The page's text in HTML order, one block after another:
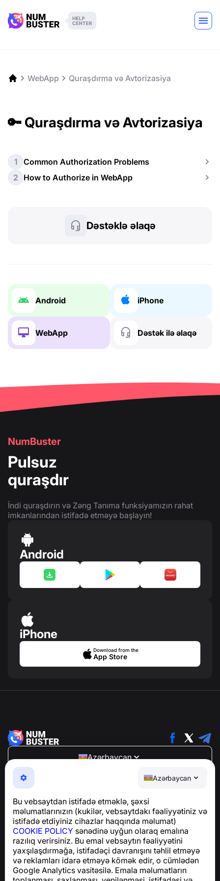
Azərbaycan
Bu vebsaytdan istifadə etməklə, şəxsi
məlumatlarınızın (kukilər, vebsaytdakı fəaliyyətiniz və
istifadə etdiyiniz cihazlar haqqında məlumat)
COOKIE POLICY sənədinə uyğun olaraq emalına
razılıq verirsiniz. Bu emal vebsaytın fəaliyyətini
yaxşılaşdırmağa, istifadəçi davranışını təhlil etməyə
və reklamları idarə etməyə kömək edir, o cümlədən
Google Analytics vasitəsilə. Emala məlumatların
WebApp Quraşdırma və Avtorizasiya
🔑 Quraşdırma və Avtorizasiya
1
Common Authorization Problems
2
How to Authorize in WebApp
Dəstəklə əlaqə
Android iPhone
WebApp Dəstək ilə əlaqə
NumBuster
Pulsuz
quraşdır
İndi quraşdırın və Zəng Tanıma funksiyamızın rahat
imkanlarından istifadə etməyə başlayın!
Android
iPhone
Download from the
App Store
Azərbaycan
NumBuster © 2013—2026 ·
support@numbuster.com
Telefon fırıldaqlarından, spam və arzuolunmaz
GDPR uyğunluğu ilə bağlı suallar üçün:
support@numbuster.com
Yardım Mərkəzi
Xəbərlər və Məqalələr
Layihə haqqında
Əlaqə